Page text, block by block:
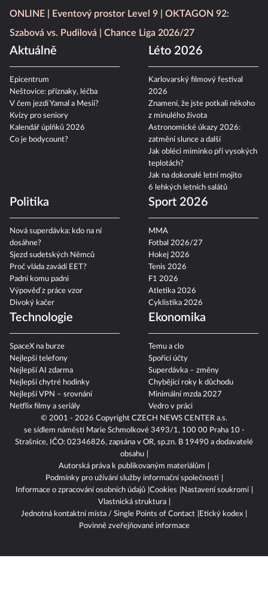
© 2001 - 2026 Copyright CZECH NEWS CENTER a.s.
se sídlem náměstí Marie Schmolkové 3493/1, 100 00 Praha 10 -
Strašnice, IČO: 02346826, zapsána v OR, sp.zn. B 19490 a dodavatelé
obsahu
Autorská práva k publikovaným materiálům
Podmínky pro užívání služby informační společnosti
Informace o zpracování osobních údajů Cookies
Nastavení soukromí
Vlastnická struktura
Jednotná kontaktní místa / Single Points of Contact
Etický kodex
Povinně zveřejňované informace
ONLINE Eventový prostor Level 9
OKTAGON 92:
Szabová vs. Pudilová
Chance Liga 2026/27
Aktuálně
Epicentrum
Neštovice: příznaky, léčba
V čem jezdí Yamal a Mesii?
Kvízy pro seniory
Kalendář úplňků 2026
Co je bodycount?
Léto 2026
Karlovarský filmový festival
2026
Znamení, že jste potkali někoho
z minulého života
Astronomické úkazy 2026:
zatmění slunce a další
Jak obléci miminko při vysokých
teplotách?
Jak na dokonalé letní mojito
6 lehkých letních salátů
Politika
Nová superdávka: kdo na ní
dosáhne?
Sjezd sudetských Němců
Proč vláda zavádí EET?
Padni komu padni
Výpověď z práce vzor
Divoký kačer
Sport 2026
MMA
Fotbal 2026/27
Hokej 2026
Tenis 2026
F1 2026
Atletika 2026
Cyklistika 2026
Technologie
SpaceX na burze
Nejlepší telefony
Nejlepší AI zdarma
Nejlepší chytré hodinky
Nejlepší VPN – srovnání
Netflix filmy a seriály
Ekonomika
Temu a clo
Spořicí účty
Superdávka – změny
Chybějící roky k důchodu
Minimální mzda 2027
Vedro v práci